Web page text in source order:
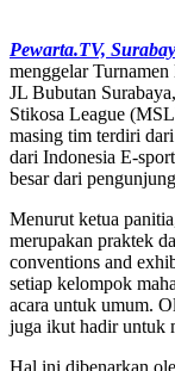
Pewarta.TV,
menggelar
JL Bubutan
Stikosa League
masing tim terdiri
dari Indonesia E-
besar dari
Menurut ketua
merupakan praktek
conventions and
setiap kelompok
acara untuk umum.
juga ikut hadir untuk